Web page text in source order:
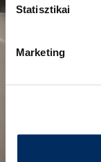
Statisztikai
Marketing